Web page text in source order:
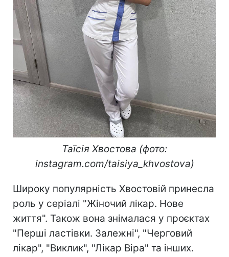
Таїсія Хвостова (фото:
instagram.com/taisiya_khvostova)
Широку популярність Хвостовій принесла
роль у серіалі "Жіночий лікар. Нове
життя". Також вона знімалася у проєктах
"Перші ластівки. Залежні", "Черговий
лікар", "Виклик", "Лікар Віра" та інших.